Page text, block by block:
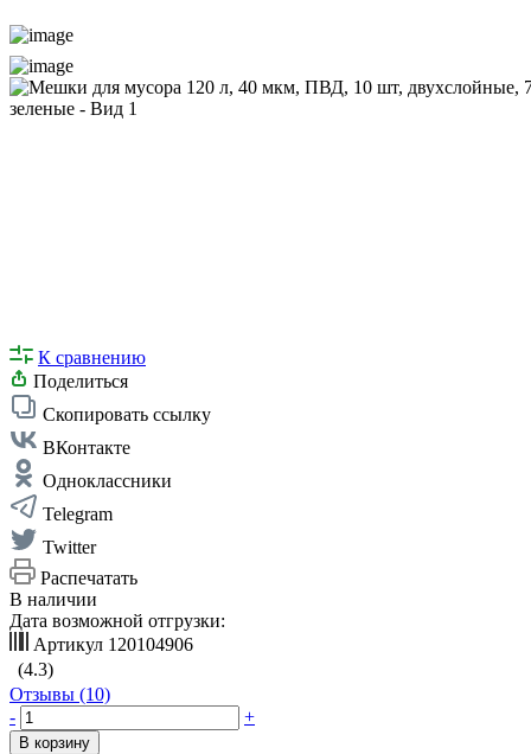
К сравнению
Поделиться
Скопировать ссылку
ВКонтакте
Одноклассники
Telegram
Twitter
Распечатать
В наличии
Дата возможной отгрузки:
Артикул 120104906
(4.3)
Отзывы (10)
-
+
В корзину